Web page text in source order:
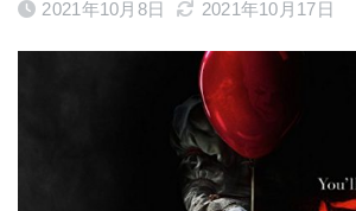
2021年10月8日 2021年10月17日